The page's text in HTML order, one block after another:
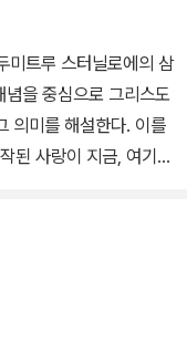
미트루 스터닐로에의 삼
을 중심으로 그리스도
의미를 해설한다. 이를
된 사랑이 지금, 여기서
정 신학의 관계, 성육
례의 관계에 관한 논의